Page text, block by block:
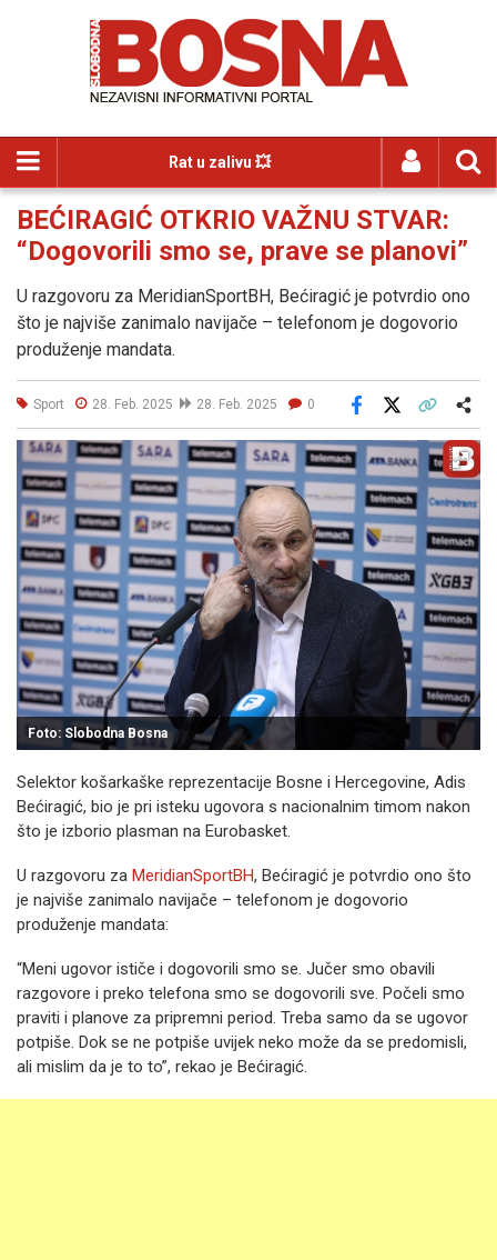
Rat u zalivu 💥
BEĆIRAGIĆ OTKRIO VAŽNU STVAR:
“Dogovorili smo se, prave se planovi”
U razgovoru za MeridianSportBH, Bećiragić je potvrdio ono
što je najviše zanimalo navijače – telefonom je dogovorio
produženje mandata.
Sport 28. Feb. 2025 28. Feb. 2025 0
Facebook
Foto: Slobodna Bosna
Selektor košarkaške reprezentacije Bosne i Hercegovine, Adis
Bećiragić, bio je pri isteku ugovora s nacionalnim timom nakon
što je izborio plasman na Eurobasket.
U razgovoru za MeridianSportBH, Bećiragić je potvrdio ono što
je najviše zanimalo navijače – telefonom je dogovorio
produženje mandata:
“Meni ugovor ističe i dogovorili smo se. Jučer smo obavili
razgovore i preko telefona smo se dogovorili sve. Počeli smo
praviti i planove za pripremni period. Treba samo da se ugovor
potpiše. Dok se ne potpiše uvijek neko može da se predomisli,
ali mislim da je to to”, rekao je Bećiragić.